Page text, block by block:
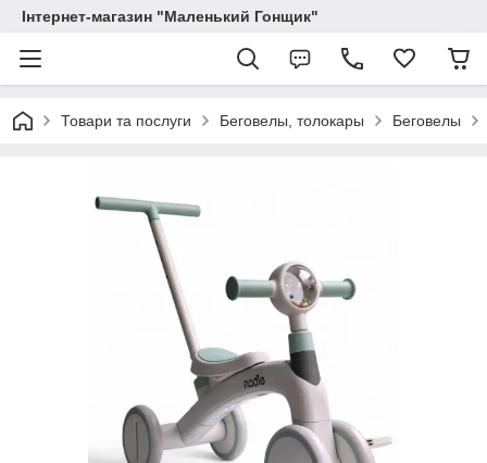
Інтернет-магазин "Маленький Гонщик"
Товари та послуги Беговелы, толокары Беговелы